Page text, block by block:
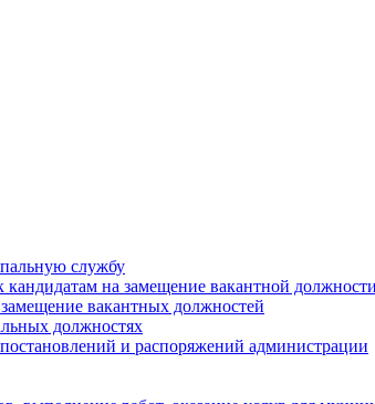
службу
на замещение вакантной
вакантных должностей
должностях
и распоряжений администрации